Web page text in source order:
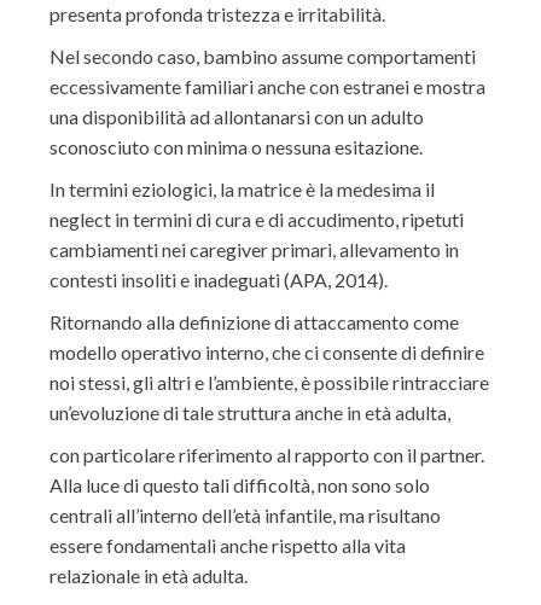
presenta profonda tristezza e irritabilità.
Nel secondo caso, bambino assume comportamenti
eccessivamente familiari anche con estranei e mostra
una disponibilità ad allontanarsi con un adulto
sconosciuto con minima o nessuna esitazione.
In termini eziologici, la matrice è la medesima il
neglect in termini di cura e di accudimento, ripetuti
cambiamenti nei caregiver primari, allevamento in
contesti insoliti e inadeguati (APA, 2014).
Ritornando alla definizione di attaccamento come
modello operativo interno, che ci consente di definire
noi stessi, gli altri e l’ambiente, è possibile rintracciare
un’evoluzione di tale struttura anche in età adulta,
con particolare riferimento al rapporto con il partner.
Alla luce di questo tali difficoltà, non sono solo
centrali all’interno dell’età infantile, ma risultano
essere fondamentali anche rispetto alla vita
relazionale in età adulta.